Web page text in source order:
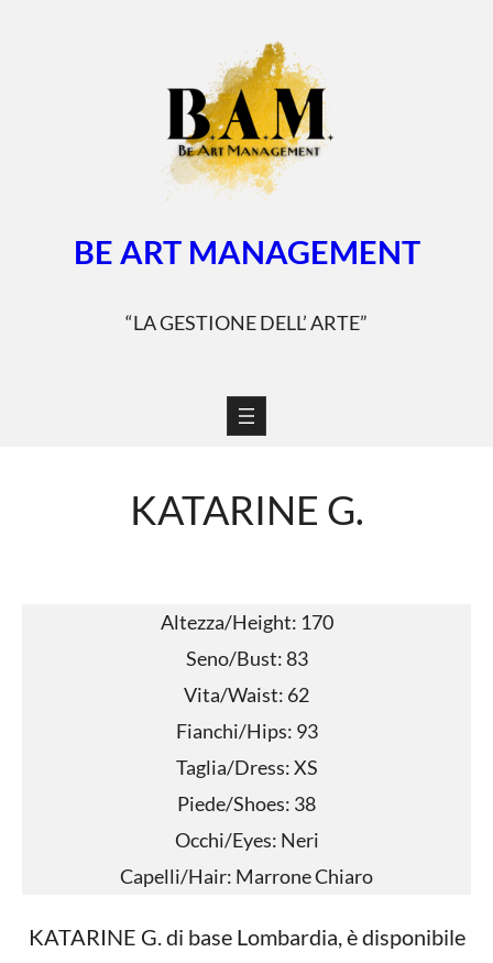
BE ART MANAGEMENT
“LA GESTIONE DELL’ ARTE”
KATARINE G.
Altezza/Height: 170
Seno/Bust: 83
Vita/Waist: 62
Fianchi/Hips: 93
Taglia/Dress: XS
Piede/Shoes: 38
Occhi/Eyes: Neri
Capelli/Hair: Marrone Chiaro
KATARINE G. di base Lombardia, è disponibile